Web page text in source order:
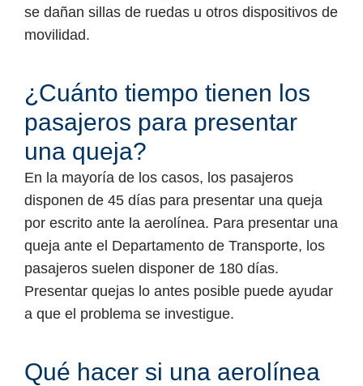
se dañan sillas de ruedas u otros dispositivos de
movilidad.
¿Cuánto tiempo tienen los
pasajeros para presentar
una queja?
En la mayoría de los casos, los pasajeros
disponen de 45 días para presentar una queja
por escrito ante la aerolínea. Para presentar una
queja ante el Departamento de Transporte, los
pasajeros suelen disponer de 180 días.
Presentar quejas lo antes posible puede ayudar
a que el problema se investigue.
Qué hacer si una aerolínea